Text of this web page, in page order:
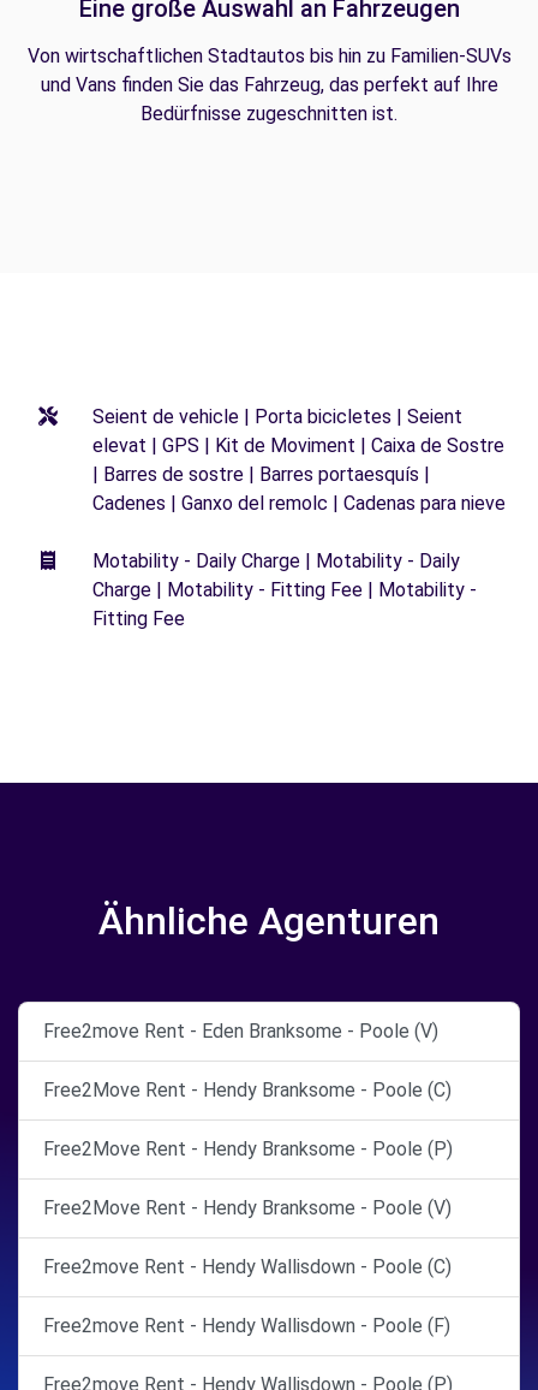
Eine große Auswahl an Fahrzeugen
Von wirtschaftlichen Stadtautos bis hin zu Familien-SUVs
und Vans finden Sie das Fahrzeug, das perfekt auf Ihre
Bedürfnisse zugeschnitten ist.
Seient de vehicle | Porta bicicletes | Seient
elevat | GPS | Kit de Moviment | Caixa de Sostre
| Barres de sostre | Barres portaesquís |
Cadenes | Ganxo del remolc | Cadenas para nieve
Motability - Daily Charge | Motability - Daily
Charge | Motability - Fitting Fee | Motability -
Fitting Fee
Ähnliche Agenturen
Free2move Rent - Eden Branksome - Poole (V)
Free2Move Rent - Hendy Branksome - Poole (C)
Free2Move Rent - Hendy Branksome - Poole (P)
Free2Move Rent - Hendy Branksome - Poole (V)
Free2move Rent - Hendy Wallisdown - Poole (C)
Free2move Rent - Hendy Wallisdown - Poole (F)
Free2move Rent - Hendy Wallisdown - Poole (P)